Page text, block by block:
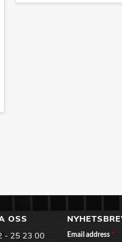
OSS
- 25 23 00
Email address *